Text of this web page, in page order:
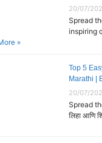
20/07/
Spread
inspiring
»
Top 5
Marathi |
20/07/
Spread
लिहा आणि